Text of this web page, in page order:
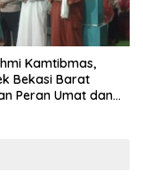
Kamtibmas,
Bekasi Barat
Peran Umat dan